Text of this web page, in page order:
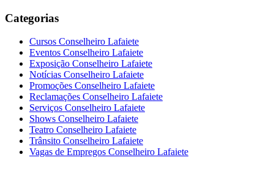
Categorias
Cursos Conselheiro Lafaiete
Eventos Conselheiro Lafaiete
Exposição Conselheiro Lafaiete
Notícias Conselheiro Lafaiete
Promoções Conselheiro Lafaiete
Reclamações Conselheiro Lafaiete
Serviços Conselheiro Lafaiete
Shows Conselheiro Lafaiete
Teatro Conselheiro Lafaiete
Trânsito Conselheiro Lafaiete
Vagas de Empregos Conselheiro Lafaiete